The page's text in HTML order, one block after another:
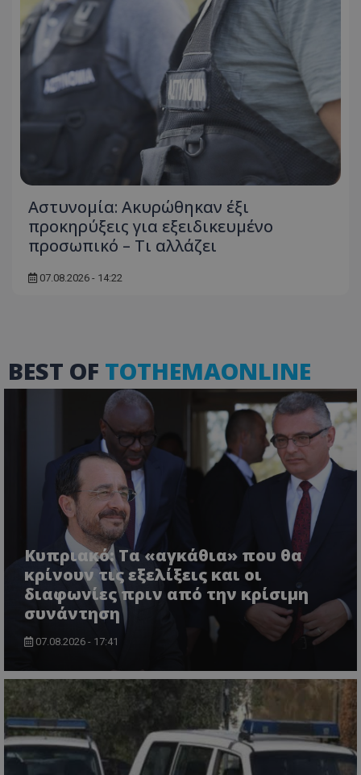
Αστυνομία: Ακυρώθηκαν έξι
προκηρύξεις για εξειδικευμένο
προσωπικό – Τι αλλάζει
07.08.2026 - 14:22
BEST OF TOTHEMAONLINE
Κυπριακό: Τα «αγκάθια» που θα
κρίνουν τις εξελίξεις και οι
διαφωνίες πριν από την κρίσιμη
συνάντηση
07.08.2026 - 17:41